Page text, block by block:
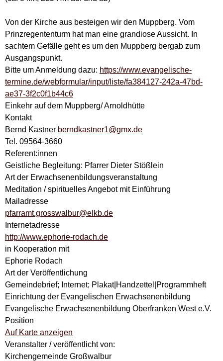
Von der Kirche aus besteigen wir den Muppberg. Vom
Prinzregententurm hat man eine grandiose Aussicht. In
sachtem Gefälle geht es um den Muppberg bergab zum
Ausgangspunkt.
Bitte um Anmeldung dazu: https://www.evangelische-
termine.de/webformular/input/liste/fa384127-242a-47bd-
ae37-3f2c0f1b44c6
Einkehr auf dem Muppberg/ Arnoldhütte
Kontakt
Bernd Kastner berndkastner1@gmx.de
Tel. 09564-3660
Referent:innen
Geistliche Begleitung: Pfarrer Dieter Stößlein
Art der Erwachsenenbildungsveranstaltung
Meditation / spirituelles Angebot mit Einführung
Mailadresse
pfarramt.grosswalbur@elkb.de
Internetadresse
http://www.ephorie-rodach.de
in Kooperation mit
Ephorie Rodach
Art der Veröffentlichung
Gemeindebrief; Internet; Plakat|Handzettel|Programmheft
Einrichtung der Evangelischen Erwachsenenbildung
Evangelische Erwachsenenbildung Oberfranken West e.V.
Position
Auf Karte anzeigen
Veranstalter / veröffentlicht von:
Kirchengemeinde Großwalbur